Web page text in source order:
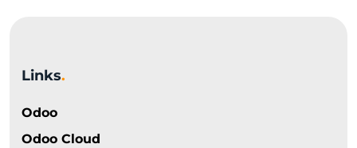
Links.
Odoo
Odoo Cloud